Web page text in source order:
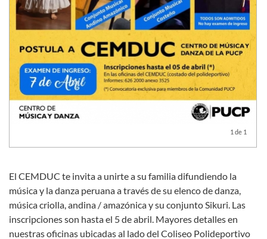
1 de 1
El CEMDUC te invita a unirte a su familia difundiendo la
música y la danza peruana a través de su elenco de danza,
música criolla, andina / amazónica y su conjunto Sikuri. Las
inscripciones son hasta el 5 de abril. Mayores detalles en
nuestras oficinas ubicadas al lado del Coliseo Polideportivo